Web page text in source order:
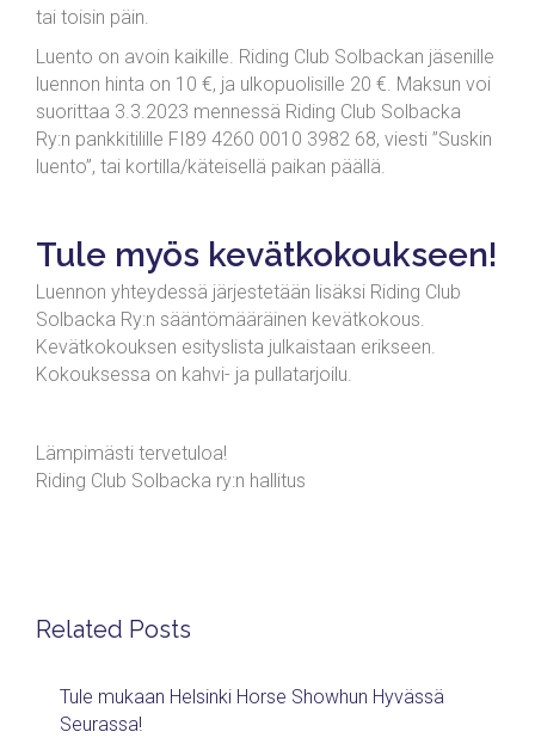
tai toisin päin.
Luento on avoin kaikille. Riding Club Solbackan jäsenille
luennon hinta on 10 €, ja ulkopuolisille 20 €. Maksun voi
suorittaa 3.3.2023 mennessä Riding Club Solbacka
Ry:n pankkitilille FI89 4260 0010 3982 68, viesti ”Suskin
luento”, tai kortilla/käteisellä paikan päällä.
Tule myös kevätkokoukseen!
Luennon yhteydessä järjestetään lisäksi Riding Club
Solbacka Ry:n sääntömääräinen kevätkokous.
Kevätkokouksen esityslista julkaistaan erikseen.
Kokouksessa on kahvi- ja pullatarjoilu.
Lämpimästi tervetuloa!
Riding Club Solbacka ry:n hallitus
Related Posts
Tule mukaan Helsinki Horse Showhun Hyvässä
Seurassa!